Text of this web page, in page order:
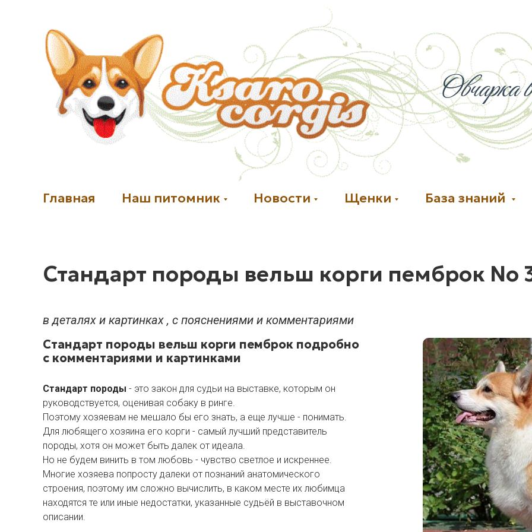
Овчарка
Главная Наш питомник Новости Щенки База знаний
Стандарт породы вельш корги пемброк No
в деталях и картинках , с пояснениями и комментариями
Стандарт породы вельш корги пемброк подробно
с комментариями и картинками
Стандарт породы - это закон для судьи на выставке, которым он
руководствуется, оценивая собаку в ринге.
Поэтому хозяевам не мешало бы его знать, а еще лучше - понимать.
Для любящего хозяина его корги - самый лучший представитель
породы, хотя он может быть далек от идеала.
Но не будем винить в том любовь - чувство светлое и искреннее.
Многие хозяева попросту далеки от познаний анатомического
строения, поэтому им сложно вычислить, в каком месте их любимца
находятся те или иные недостатки, указанные судьёй в выставочном
описании.